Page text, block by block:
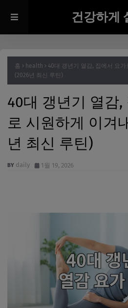
건강하게
홈 health
40대 갱년기 열감, 집에서 요
(2026년 최신 루틴)
40대 갱년기 열감
로 시원하게 이겨
년 최신 루틴)
daily 1월 19, 2026